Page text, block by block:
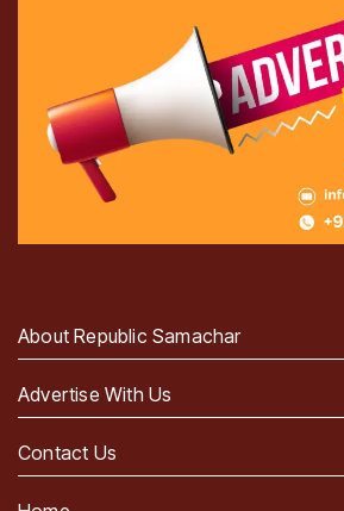
About Republic Samachar
Advertise With Us
Contact Us